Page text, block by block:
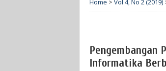
Home > Vol 4, No 2 (2019)
Pengembangan
Informatika